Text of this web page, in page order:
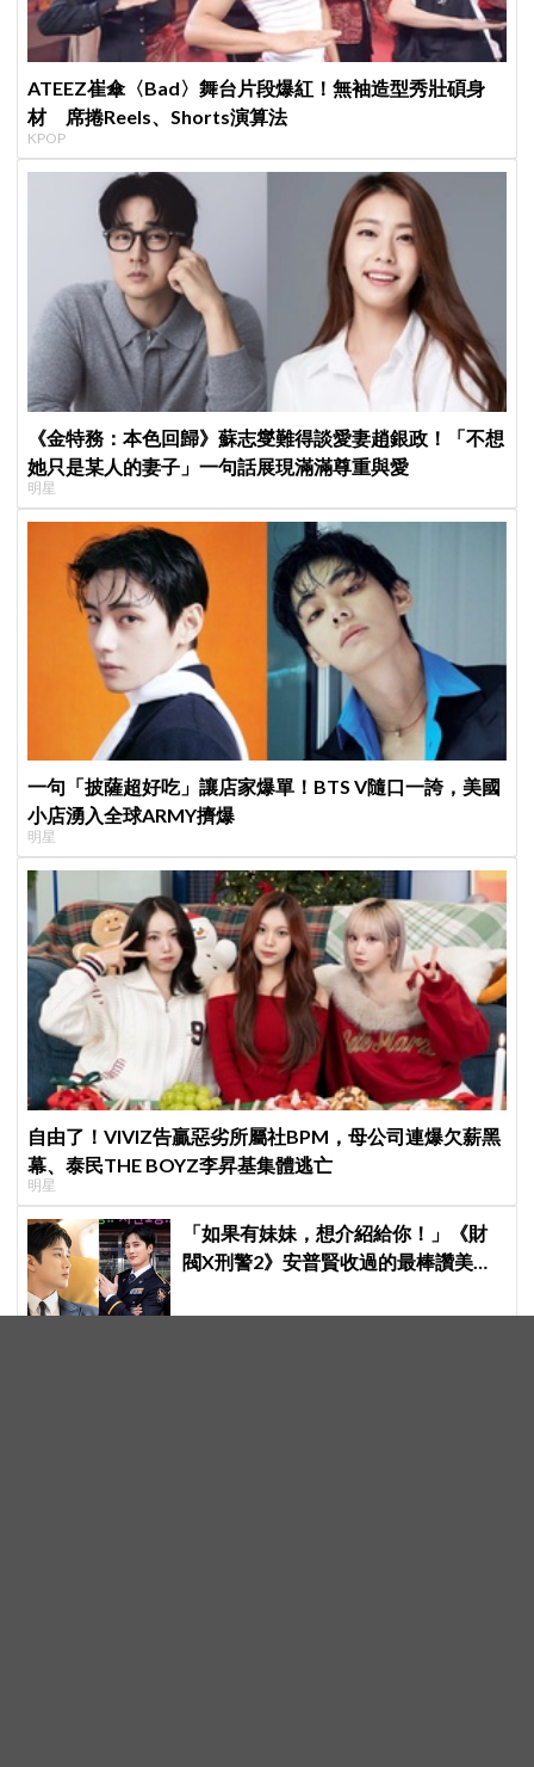
ATEEZ崔傘〈Bad〉舞台片段爆紅！無袖造型秀壯碩身
材 席捲Reels、Shorts演算法
KPOP
《金特務：本色回歸》蘇志燮難得談愛妻趙銀政！「不想
她只是某人的妻子」一句話展現滿滿尊重與愛
明星
一句「披薩超好吃」讓店家爆單！BTS V隨口一誇，美國
小店湧入全球ARMY擠爆
明星
自由了！VIVIZ告贏惡劣所屬社BPM，母公司連爆欠薪黑
幕、泰民THE BOYZ李昇基集體逃亡
明星
「如果有妹妹，想介紹給你！」《財
閥X刑警2》安普賢收過的最棒讚美，